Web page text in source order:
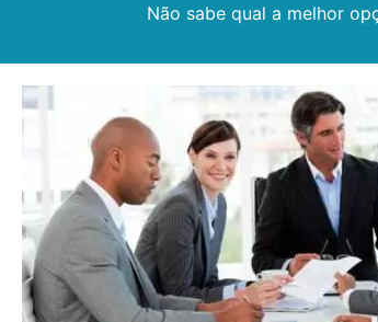
Não sabe qual a melhor